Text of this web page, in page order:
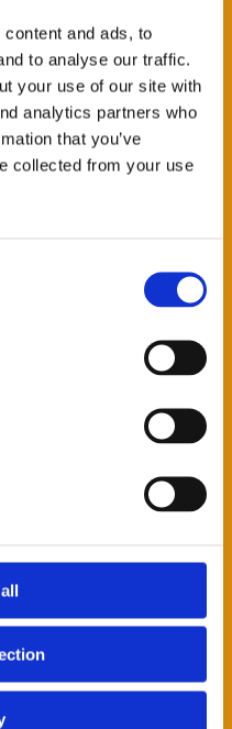
and ads, to
to analyse our traffic.
your use of our site with
analytics partners who
that you’ve
collected from your use
sulla nostra tecnologia e
alla newsletter e